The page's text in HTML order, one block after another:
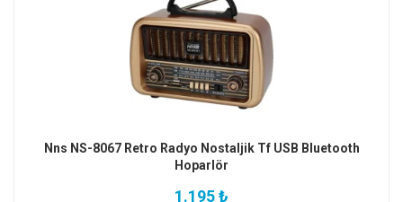
Nns NS-8067 Retro Radyo Nostaljik Tf USB Bluetooth
Hoparlör
1.195 ₺